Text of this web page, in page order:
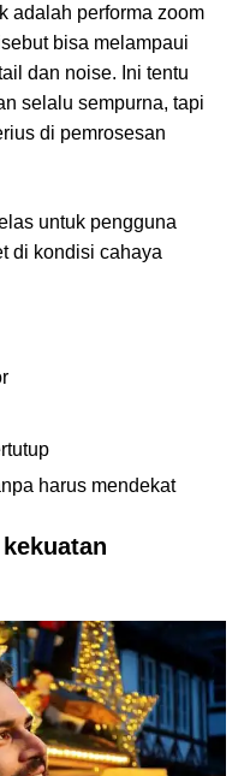
adalah performa zoom
bisa melampaui
dan noise. Ini tentu
selalu sempurna, tapi
di pemrosesan
untuk pengguna
di kondisi cahaya
harus mendekat